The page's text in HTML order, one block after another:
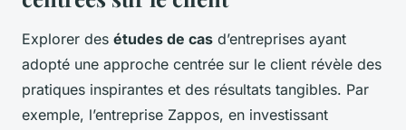
Explorer des études de cas d’entreprises ayant
adopté une approche centrée sur le client révèle des
pratiques inspirantes et des résultats tangibles. Par
exemple, l’entreprise Zappos, en investissant